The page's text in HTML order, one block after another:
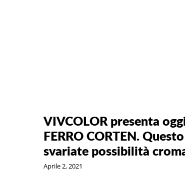
VIVCOLOR presenta
FERRO CORTEN.
svariate possibilità
Aprile 2, 2021